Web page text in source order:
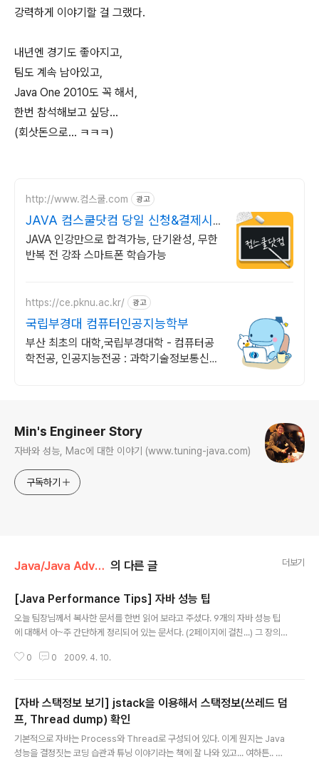
강력하게 이야기할 걸 그랬다.
내년엔 경기도 좋아지고,
팀도 계속 남아있고,
Java One 2010도 꼭 해서,
한번 참석해보고 싶당...
(회삿돈으로... ㅋㅋㅋ)
http://www.컴스쿨.com 광고
JAVA 컴스쿨닷컴 당일 신청&결제시
기프티콘!
JAVA 인강만으로 합격가능, 단기완성, 무한
반복 전 강좌 스마트폰 학습가능
https://ce.pknu.ac.kr/ 광고
국립부경대 컴퓨터인공지능학부
부산 최초의 대학,국립부경대학 - 컴퓨터공
학전공, 인공지능전공 : 과학기술정보통신부
Min's Engineer Story
자바와 성능, Mac에 대한 이야기 (www.tuning-java.com)
구독하기
Java/Java Advanced 의 다른 글 더보기
[Java Performance Tips] 자바 성능 팁
오늘 팀장님께서 복사한 문서를 한번 읽어 보라고 주셨다. 9개의 자바 성능 팁
에 대해서 아~주 간단하게 정리되어 있는 문서다. (2페이지에 걸친...) 그 장의
he First Rule of Optimization : Don't do it The Second Rule of Opti
ion is bad Tip #2 : static is good ==> I don't think so 다. Tip #3 : Ta
ble s..
0 0 2009. 4. 10.
[자바 스택정보 보기] jstack을 이용해서 스택정보(쓰레드 덤
프, Thread dump) 확인
기본적으로 자바는 Process와 Thread로 구성되어 있다. 이게 뭔지는 Java
성능을 결정짓는 코딩 습관과 튜닝 이야기라는 책에 잘 나와 있고... 여하튼.. 어